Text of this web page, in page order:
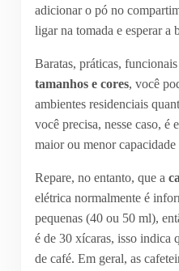
adicionar o pó no
ligar na tomada e esperar a
Baratas, práticas,
tamanhos e cores, você
ambientes residenciais
você precisa, nesse caso, é
maior ou menor
Repare, no entanto, que a
elétrica normalmente é
pequenas (40 ou 50 ml),
é de 30 xícaras, isso indica
de café. Em geral, as